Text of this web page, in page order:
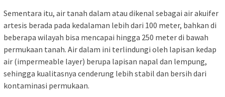
Sementara itu, air tanah dalam atau dikenal sebagai air akuifer
artesis berada pada kedalaman lebih dari 100 meter, bahkan di
beberapa wilayah bisa mencapai hingga 250 meter di bawah
permukaan tanah. Air dalam ini terlindungi oleh lapisan kedap
air (impermeable layer) berupa lapisan napal dan lempung,
sehingga kualitasnya cenderung lebih stabil dan bersih dari
kontaminasi permukaan.